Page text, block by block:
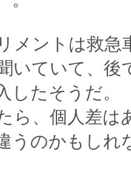
メントは救急
いていて、後
したそうだ。
ら、個人差
うのかもしれ